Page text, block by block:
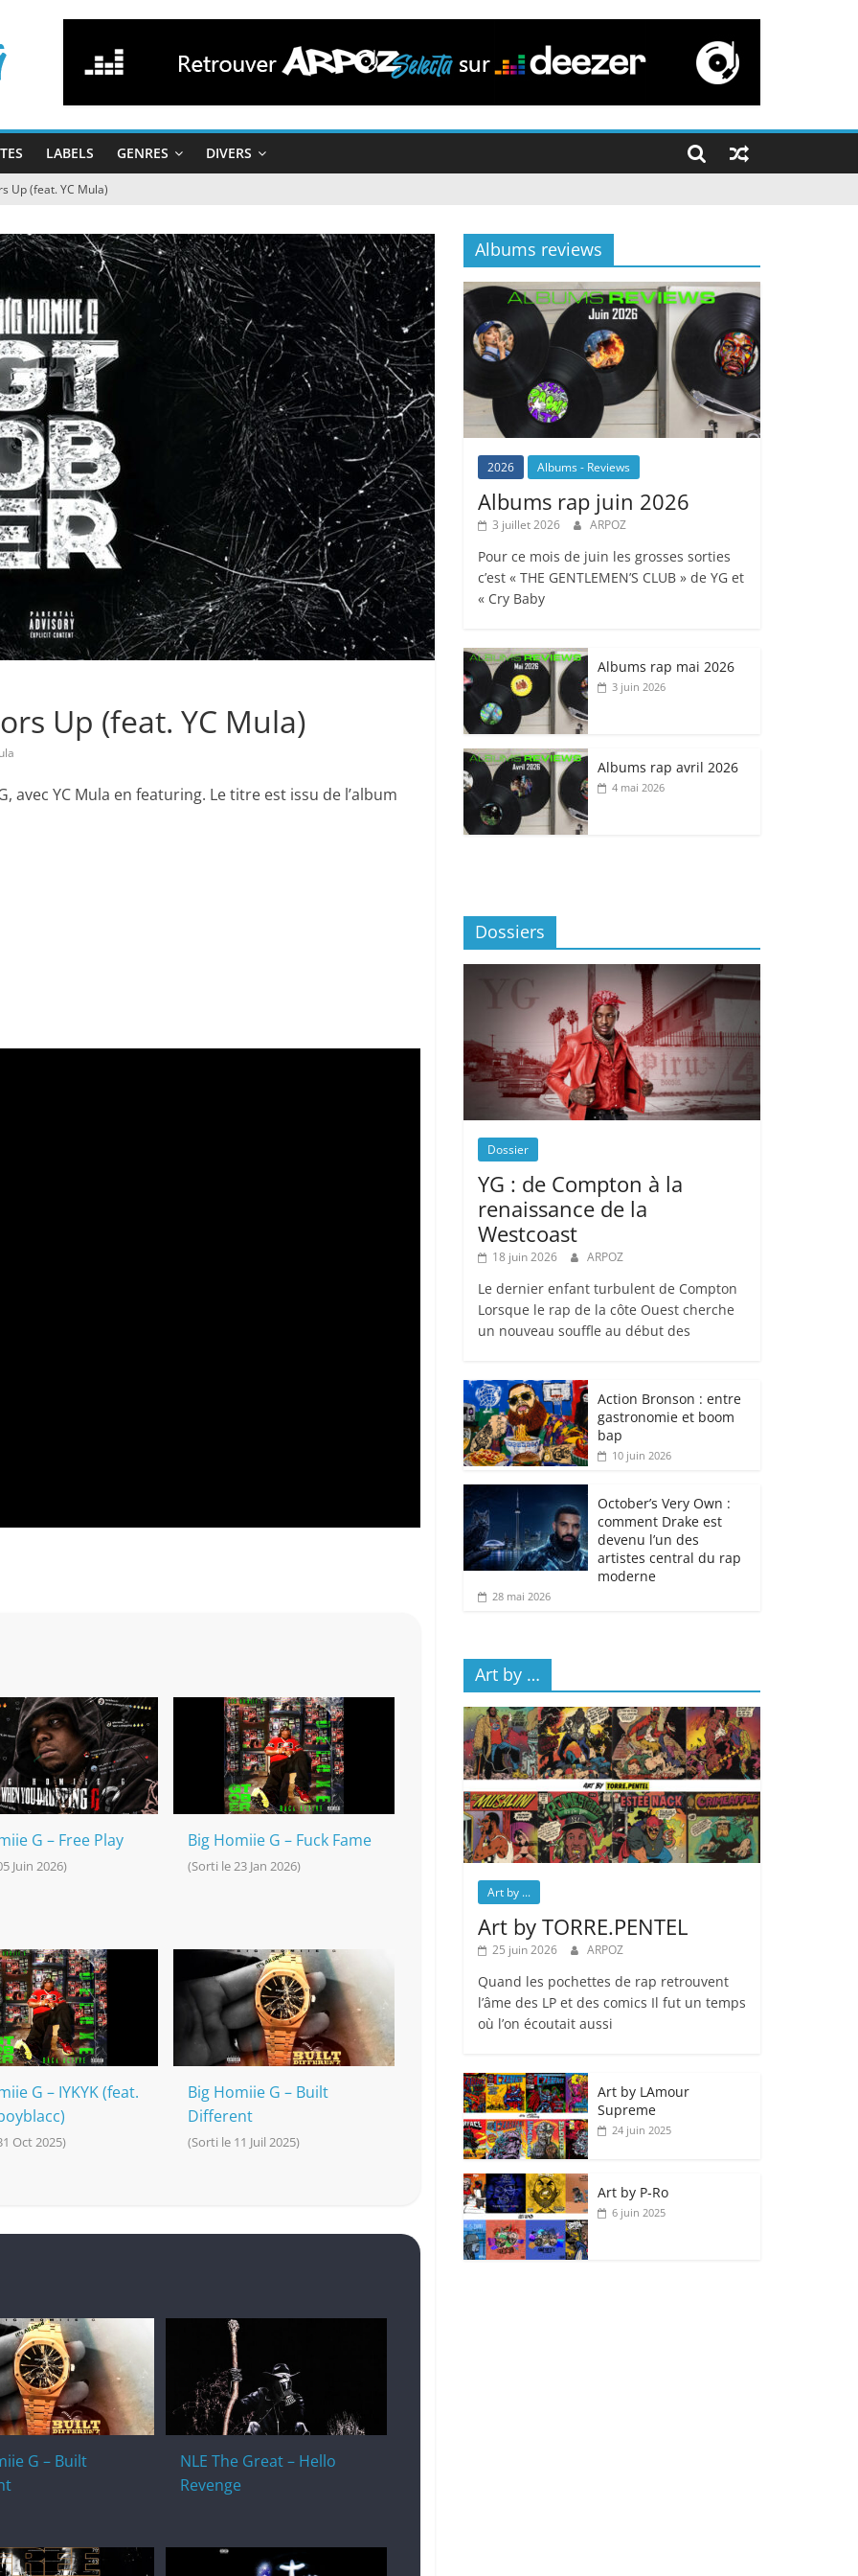
LABELS GENRES DIVERS
Up (feat. YC Mula)
Up (feat. YC Mula)
avec YC Mula en featuring. Le titre est issu de l’album
G – Free Play
Juin 2026)
Big Homiie G – Fuck Fame
(Sorti le 23 Jan 2026)
G – IYKYK (feat.
Oct 2025)
Big Homiie G – Built
Different
(Sorti le 11 Juil 2025)
G – Built
NLE The Great – Hello
Revenge
Albums reviews
2026 Albums - Reviews
Albums rap juin 2026
3 juillet 2026 ARPOZ
Pour ce mois de juin les grosses sorties
c’est « THE GENTLEMEN’S CLUB » de YG et
« Cry Baby
Albums rap mai 2026
3 juin 2026
Albums rap avril 2026
4 mai 2026
Dossiers
Dossier
YG : de Compton à la
renaissance de la
Westcoast
18 juin 2026 ARPOZ
Le dernier enfant turbulent de Compton
Lorsque le rap de la côte Ouest cherche
un nouveau souffle au début des
Action Bronson : entre
gastronomie et boom
bap
10 juin 2026
October’s Very Own :
comment Drake est
devenu l’un des
artistes central du rap
moderne
28 mai 2026
Art by …
Art by ...
Art by TORRE.PENTEL
25 juin 2026 ARPOZ
Quand les pochettes de rap retrouvent
l’âme des LP et des comics Il fut un temps
où l’on écoutait aussi
Art by LAmour
Supreme
24 juin 2025
Art by P‑Ro
6 juin 2025